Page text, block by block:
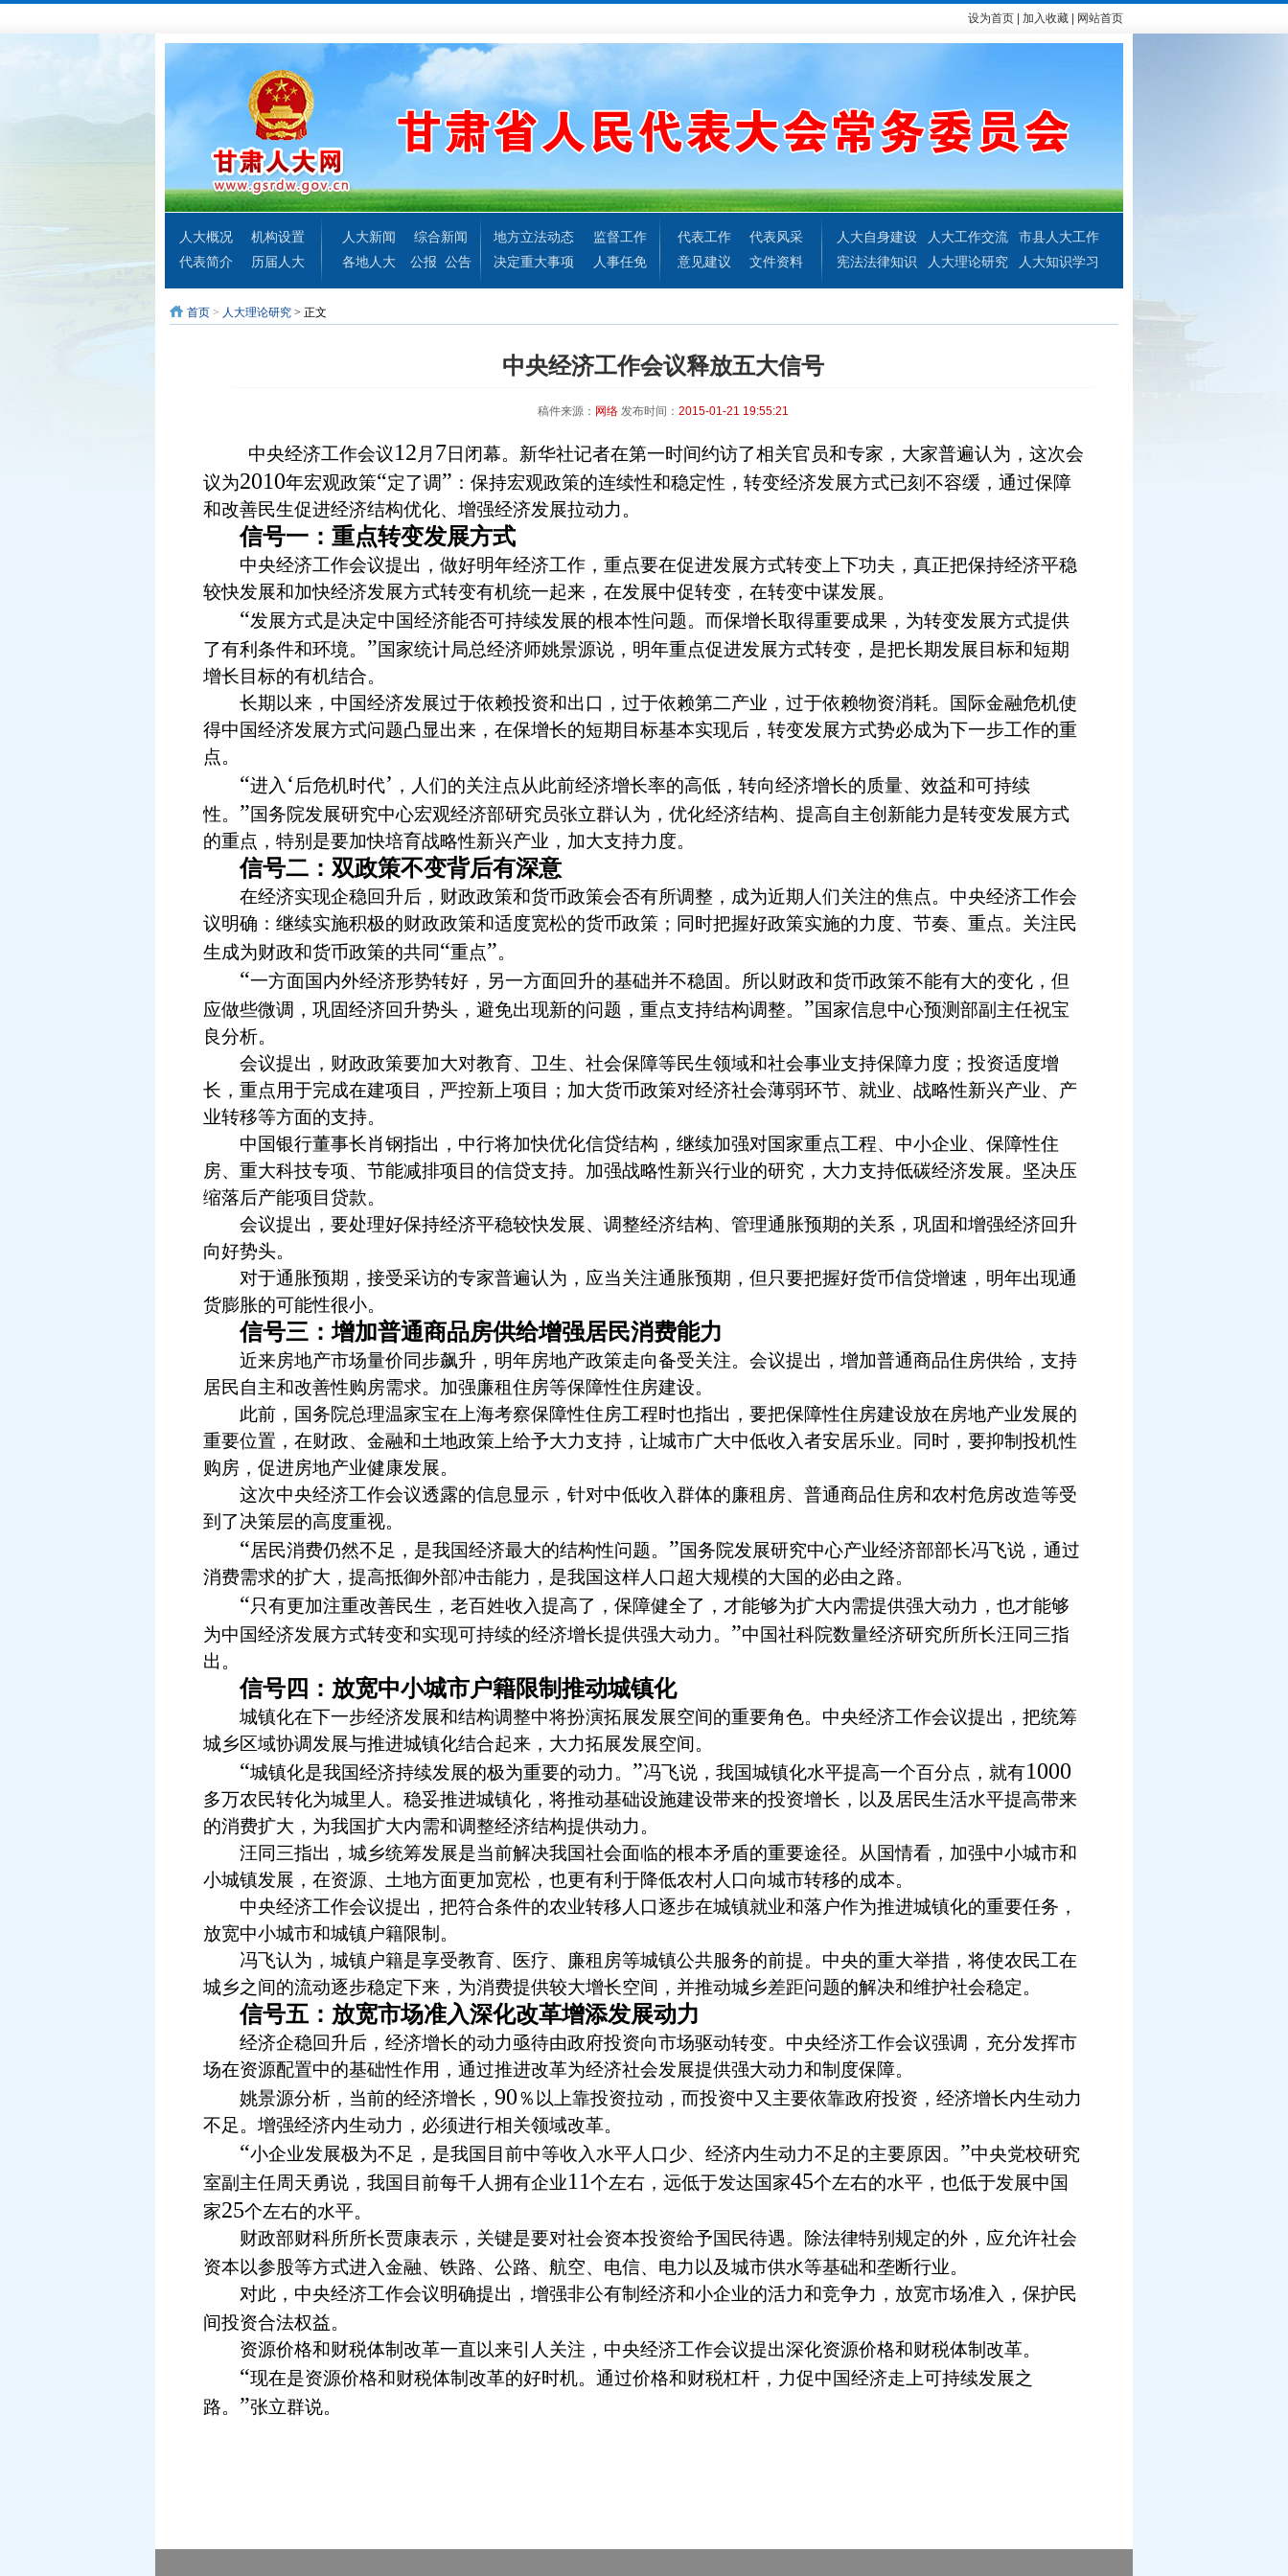
设为首页 加入收藏 网站首页
人大概况
机构设置
代表简介
历届人大
人大新闻
综合新闻
各地人大
公报 公告
地方立法动态
监督工作
决定重大事项
人事任免
代表工作
代表风采
意见建议
文件资料
人大自身建设 人大工作交流
市县人大工作
宪法法律知识
人大理论研究 人大知识学习
首页 > 人大理论研究 > 正文
中央经济工作会议释放五大信号
稿件来源： 网络 发布时间： 2015-01-21 19:55:21
中央经济工作会议12 月 7日闭幕。新华社记者在第一时间约访了相关官员和专家，大家普遍认为，这次会
议为2010年宏观政策“定了调” ：保持宏观政策的连续性和稳定性，转变经济发展方式已刻不容缓，通过保障
和改善民生促进经济结构优化、增强经济发展拉动力。
信号一：重点转变发展方式
中央经济工作会议提出，做好明年经济工作，重点要在促进发展方式转变上下功夫，真正把保持经济平稳
较快发展和加快经济发展方式转变有机统一起来，在发展中促转变，在转变中谋发展。
“发展方式是决定中国经济能否可持续发展的根本性问题。而保增长取得重要成果，为转变发展方式提供
了有利条件和环境。 ”国家统计局总经济师姚景源说，明年重点促进发展方式转变，是把长期发展目标和短期
增长目标的有机结合。
长期以来，中国经济发展过于依赖投资和出口，过于依赖第二产业，过于依赖物资消耗。国际金融危机使
得中国经济发展方式问题凸显出来，在保增长的短期目标基本实现后，转变发展方式势必成为下一步工作的重
点。
“进入 ‘后危机时代’ ，人们的关注点从此前经济增长率的高低，转向经济增长的质量、效益和可持续
性。 ”国务院发展研究中心宏观经济部研究员张立群认为，优化经济结构、提高自主创新能力是转变发展方式
的重点，特别是要加快培育战略性新兴产业，加大支持力度。
信号二：双政策不变背后有深意
在经济实现企稳回升后，财政政策和货币政策会否有所调整，成为近期人们关注的焦点。中央经济工作会
议明确：继续实施积极的财政政策和适度宽松的货币政策；同时把握好政策实施的力度、节奏、重点。关注民
生成为财政和货币政策的共同“重点”。
“一方面国内外经济形势转好，另一方面回升的基础并不稳固。所以财政和货币政策不能有大的变化，但
应做些微调，巩固经济回升势头，避免出现新的问题，重点支持结构调整。 ”国家信息中心预测部副主任祝宝
良分析。
会议提出，财政政策要加大对教育、卫生、社会保障等民生领域和社会事业支持保障力度；投资适度增
长，重点用于完成在建项目，严控新上项目；加大货币政策对经济社会薄弱环节、就业、战略性新兴产业、产
业转移等方面的支持。
中国银行董事长肖钢指出，中行将加快优化信贷结构，继续加强对国家重点工程、中小企业、保障性住
房、重大科技专项、节能减排项目的信贷支持。加强战略性新兴行业的研究，大力支持低碳经济发展。坚决压
缩落后产能项目贷款。
会议提出，要处理好保持经济平稳较快发展、调整经济结构、管理通胀预期的关系，巩固和增强经济回升
向好势头。
对于通胀预期，接受采访的专家普遍认为，应当关注通胀预期，但只要把握好货币信贷增速，明年出现通
货膨胀的可能性很小。
信号三：增加普通商品房供给增强居民消费能力
近来房地产市场量价同步飙升，明年房地产政策走向备受关注。会议提出，增加普通商品住房供给，支持
居民自主和改善性购房需求。加强廉租住房等保障性住房建设。
此前，国务院总理温家宝在上海考察保障性住房工程时也指出，要把保障性住房建设放在房地产业发展的
重要位置，在财政、金融和土地政策上给予大力支持，让城市广大中低收入者安居乐业。同时，要抑制投机性
购房，促进房地产业健康发展。
这次中央经济工作会议透露的信息显示，针对中低收入群体的廉租房、普通商品住房和农村危房改造等受
到了决策层的高度重视。
“居民消费仍然不足，是我国经济最大的结构性问题。 ”国务院发展研究中心产业经济部部长冯飞说，通过
消费需求的扩大，提高抵御外部冲击能力，是我国这样人口超大规模的大国的必由之路。
“只有更加注重改善民生，老百姓收入提高了，保障健全了，才能够为扩大内需提供强大动力，也才能够
为中国经济发展方式转变和实现可持续的经济增长提供强大动力。 ”中国社科院数量经济研究所所长汪同三指
出。
信号四：放宽中小城市户籍限制推动城镇化
城镇化在下一步经济发展和结构调整中将扮演拓展发展空间的重要角色。中央经济工作会议提出，把统筹
城乡区域协调发展与推进城镇化结合起来，大力拓展发展空间。
“城镇化是我国经济持续发展的极为重要的动力。 ”冯飞说，我国城镇化水平提高一个百分点，就有1000
多万农民转化为城里人。稳妥推进城镇化，将推动基础设施建设带来的投资增长，以及居民生活水平提高带来
的消费扩大，为我国扩大内需和调整经济结构提供动力。
汪同三指出，城乡统筹发展是当前解决我国社会面临的根本矛盾的重要途径。从国情看，加强中小城市和
小城镇发展，在资源、土地方面更加宽松，也更有利于降低农村人口向城市转移的成本。
中央经济工作会议提出，把符合条件的农业转移人口逐步在城镇就业和落户作为推进城镇化的重要任务，
放宽中小城市和城镇户籍限制。
冯飞认为，城镇户籍是享受教育、医疗、廉租房等城镇公共服务的前提。中央的重大举措，将使农民工在
城乡之间的流动逐步稳定下来，为消费提供较大增长空间，并推动城乡差距问题的解决和维护社会稳定。
信号五：放宽市场准入深化改革增添发展动力
经济企稳回升后，经济增长的动力亟待由政府投资向市场驱动转变。中央经济工作会议强调，充分发挥市
场在资源配置中的基础性作用，通过推进改革为经济社会发展提供强大动力和制度保障。
姚景源分析，当前的经济增长， 90％以上靠投资拉动，而投资中又主要依靠政府投资，经济增长内生动力
不足。增强经济内生动力，必须进行相关领域改革。
“小企业发展极为不足，是我国目前中等收入水平人口少、经济内生动力不足的主要原因。 ”中央党校研究
室副主任周天勇说，我国目前每千人拥有企业11个左右，远低于发达国家45个左右的水平，也低于发展中国
家25个左右的水平。
财政部财科所所长贾康表示，关键是要对社会资本投资给予国民待遇。除法律特别规定的外，应允许社会
资本以参股等方式进入金融、铁路、公路、航空、电信、电力以及城市供水等基础和垄断行业。
对此，中央经济工作会议明确提出，增强非公有制经济和小企业的活力和竞争力，放宽市场准入，保护民
间投资合法权益。
资源价格和财税体制改革一直以来引人关注，中央经济工作会议提出深化资源价格和财税体制改革。
“现在是资源价格和财税体制改革的好时机。通过价格和财税杠杆，力促中国经济走上可持续发展之
路。 ”张立群说。